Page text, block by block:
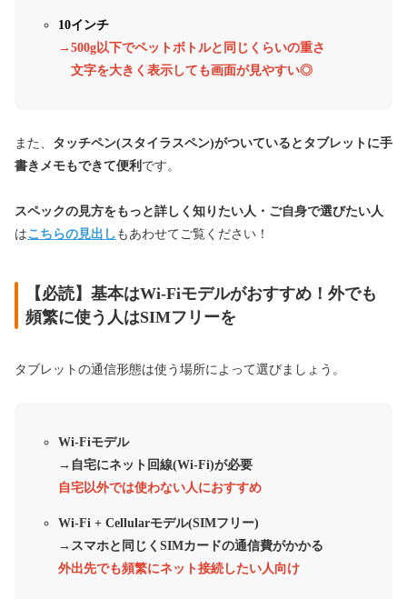
10インチ
→ 500g以下でペットボトルと同じくらいの重さ
文字を大きく表示しても画面が見やすい◎
また、 タッチペン(スタイラスペン)がついているとタブレットに手
書きメモもできて便利 です。
スペックの見方をもっと詳しく知りたい人・ご自身で選びたい人
はこちらの見出し もあわせてご覧ください！
【必読】基本はWi-Fiモデルがおすすめ！外でも
頻繁に使う人はSIMフリーを
タブレットの通信形態は使う場所によって選びましょう。
Wi-Fiモデル
→自宅にネット回線(Wi-Fi)が必要
自宅以外では使わない人におすすめ
Wi-Fi + Cellularモデル(SIMフリー)
→スマホと同じくSIMカードの通信費がかかる
外出先でも頻繁にネット接続したい人向け